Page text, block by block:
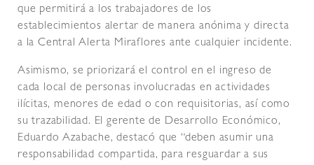
que permitirá a los trabajadores de los
establecimientos alertar de manera anónima y directa
a la Central Alerta Miraflores ante cualquier incidente.
Asimismo, se priorizará el control en el ingreso de
cada local de personas involucradas en actividades
ilícitas, menores de edad o con requisitorias, así como
su trazabilidad. El gerente de Desarrollo Económico,
Eduardo Azabache, destacó que “deben asumir una
responsabilidad compartida, para resguardar a sus